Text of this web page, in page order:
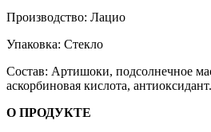
Производство: Лацио
Упаковка: Стекло
Состав: Артишоки, подсолнечное
аскорбиновая кислота, антиоксидант.
О ПРОДУКТЕ